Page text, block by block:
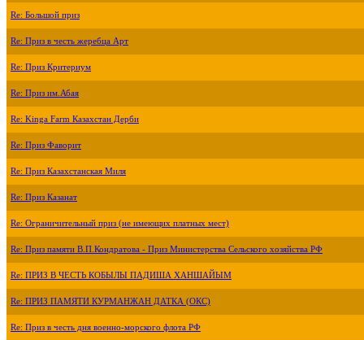
Re: Большой приз
Re: Приз в честь жеребца Арт
Re: Приз Критериум
Re: Приз им.Абая
Re: Kinga Farm Казахстан Дерби
Re: Приз Фаворит
Re: Приз Казахстанская Миля
Re: Приз Казанат
Re: Ограничительный приз (не имеющих платных мест)
Re: Приз памяти В.П.Кондратова - Приз Министерства Сельского хозяйства РФ
Re: ПРИЗ В ЧЕСТЬ КОБЫЛЫ ПАДИША ХАНШАЙЫМ
Re: ПРИЗ ПАМЯТИ КУРМАНЖАН ДАТКА (ОКС)
Re: Приз в честь дня военно-морского флота РФ